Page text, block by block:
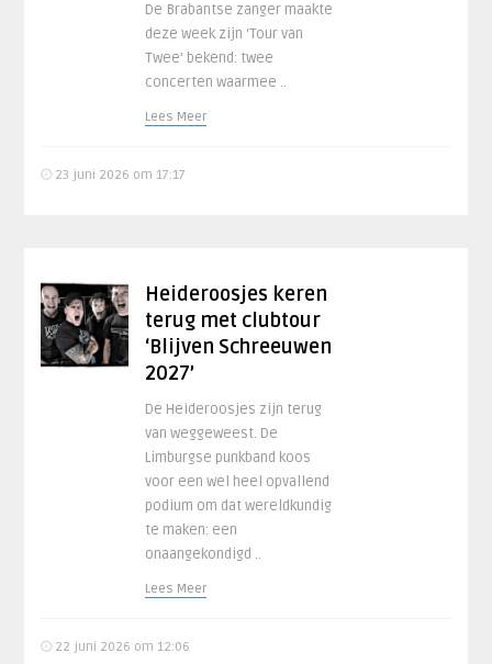
De Brabantse zanger maakte
deze week zijn ‘Tour van
Twee’ bekend: twee
concerten waarmee ..
Lees Meer
23 juni 2026 om 17:17
Heideroosjes keren
terug met clubtour
‘Blijven Schreeuwen
2027’
De Heideroosjes zijn terug
van weggeweest. De
Limburgse punkband koos
voor een wel heel opvallend
podium om dat wereldkundig
te maken: een
onaangekondigd ..
Lees Meer
22 juni 2026 om 12:06